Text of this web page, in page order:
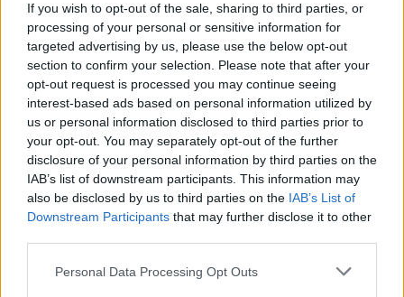
If you wish to opt-out of the sale, sharing to third parties, or
processing of your personal or sensitive information for
targeted advertising by us, please use the below opt-out
section to confirm your selection. Please note that after your
opt-out request is processed you may continue seeing
interest-based ads based on personal information utilized by
us or personal information disclosed to third parties prior to
your opt-out. You may separately opt-out of the further
disclosure of your personal information by third parties on the
IAB’s list of downstream participants. This information may
also be disclosed by us to third parties on the IAB’s List of
Downstream Participants that may further disclose it to other
Please note that this website/app uses one or more Google
Personal Data Processing Opt Outs
Mi lett Alain Delon vagyonával? Adóhatósági
csavar a sztoriban
HÍREK 2026. júl. 19.
FRISS HÍREK
Körkép: így csökkentették a bankok a
személyi hitelek kamatait
HÍREK 3 perce